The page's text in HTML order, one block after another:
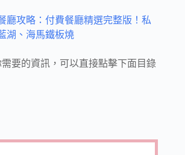
廳攻略：付費餐廳精選完整版！私
湖、海馬鐵板燒
要的資訊，可以直接點擊下面目錄